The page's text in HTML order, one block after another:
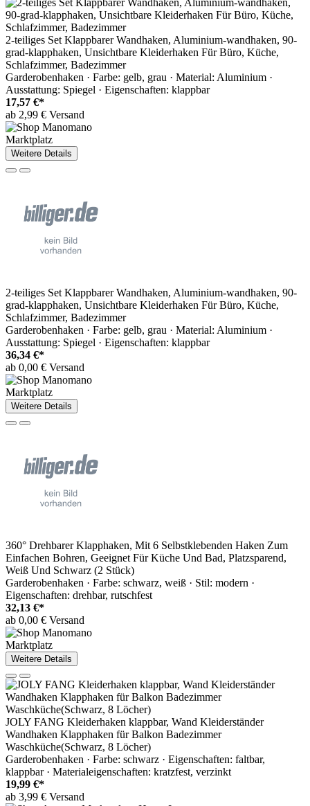
2-teiliges Set Klappbarer Wandhaken, Aluminium-wandhaken, 90-
grad-klapphaken, Unsichtbare Kleiderhaken Für Büro, Küche,
Schlafzimmer, Badezimmer
Garderobenhaken · Farbe: gelb, grau · Material: Aluminium ·
Ausstattung: Spiegel · Eigenschaften: klappbar
17,57 €*
ab 2,99 € Versand
Marktplatz
Weitere Details
2-teiliges Set Klappbarer Wandhaken, Aluminium-wandhaken, 90-
grad-klapphaken, Unsichtbare Kleiderhaken Für Büro, Küche,
Schlafzimmer, Badezimmer
Garderobenhaken · Farbe: gelb, grau · Material: Aluminium ·
Ausstattung: Spiegel · Eigenschaften: klappbar
36,34 €*
ab 0,00 € Versand
Marktplatz
Weitere Details
360° Drehbarer Klapphaken, Mit 6 Selbstklebenden Haken Zum
Einfachen Bohren, Geeignet Für Küche Und Bad, Platzsparend,
Weiß Und Schwarz (2 Stück)
Garderobenhaken · Farbe: schwarz, weiß · Stil: modern ·
Eigenschaften: drehbar, rutschfest
32,13 €*
ab 0,00 € Versand
Marktplatz
Weitere Details
JOLY FANG Kleiderhaken klappbar, Wand Kleiderständer
Wandhaken Klapphaken für Balkon Badezimmer
Waschküche(Schwarz, 8 Löcher)
Garderobenhaken · Farbe: schwarz · Eigenschaften: faltbar,
klappbar · Materialeigenschaften: kratzfest, verzinkt
19,99 €*
ab 3,99 € Versand